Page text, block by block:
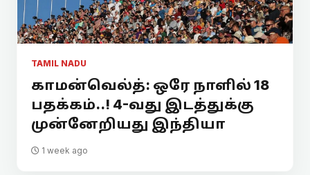
TAMIL NADU
காமன்வெல்த்: ஒரே நாளில் 18
பதக்கம்..! 4-வது இடத்துக்கு
முன்னேறியது இந்தியா
1 week ago